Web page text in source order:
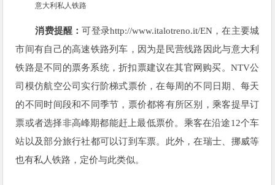
意大利私人铁路
消费提醒：可登录http://www.italotreno.it/EN，在主要城
市间有自己的高速铁路列车，因为是民营线路因此与意大利
铁路是不同的票务系统，折扣票建议在其官网购买。NTV公
司模仿航空公司实行阶梯式票价，在每周的不同日期、每天
的不同时间段和不同季节，票价都将有所区别，乘客提早订
票或者选择非高峰期都能赶上最低票价。乘客在沿途12个车
站以及部分旅行社都可以订到车票。此外，在瑞士、挪威等
也有私人铁路，定价与此类似。